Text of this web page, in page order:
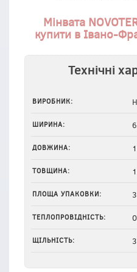
Мінвата
купити в Івано-
Технічні
ВИРОБНИК:
ШИРИНА:
ДОВЖИНА:
ТОВЩИНА:
ПЛОЩА УПАКОВКИ:
ТЕПЛОПРОВІДНІСТЬ:
ЩІЛЬНІСТЬ: